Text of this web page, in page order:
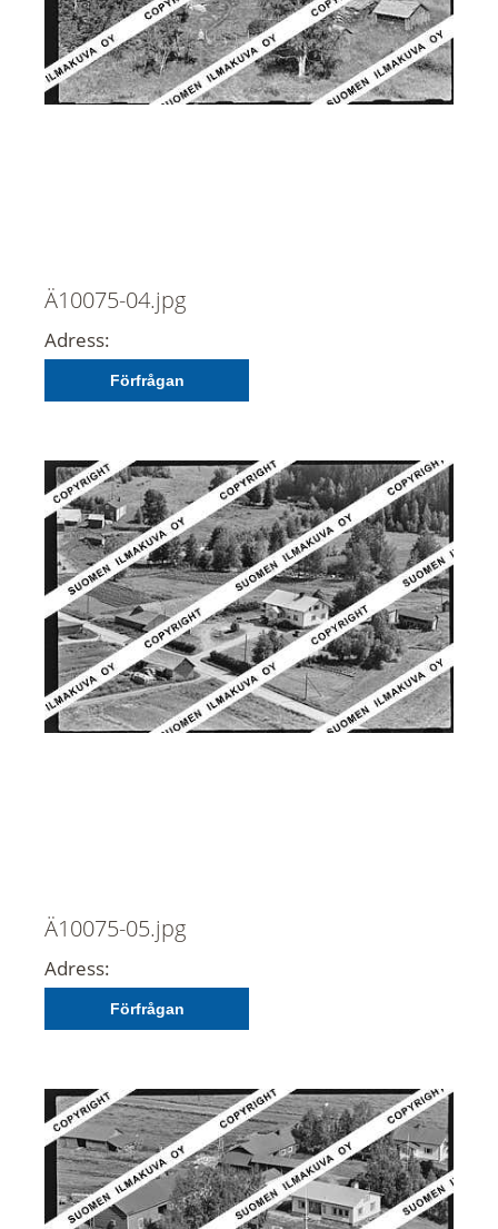
Ä10075-04.jpg
Adress:
Förfrågan
Ä10075-05.jpg
Adress:
Förfrågan